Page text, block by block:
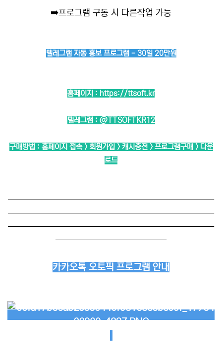
➡️프로그램 구동 시 다른작업 가능
텔레그램 자동 홍보 프로그램 - 30일 20만원
홈페이지 : https://ttsoft.kr
텔레그램 : @TTSOFTKR12
구매방법 : 홈페이지 접속 > 회원가입 > 캐시충전 > 프로그램구매 > 다운
로드
──────────────────────────
──────────────────────────
──────────────────────────
──────────────
카카오톡 오토픽 프로그램 안내